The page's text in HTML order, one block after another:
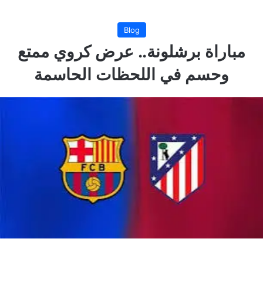
Blog
مباراة برشلونة.. عرض كروي ممتع
وحسم في اللحظات الحاسمة